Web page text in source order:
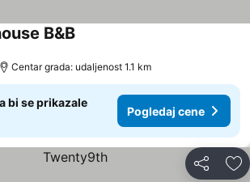
B&B
Centar grada: udaljenost 1.1 km
bi se prikazale
Pogledaj cene
Deli